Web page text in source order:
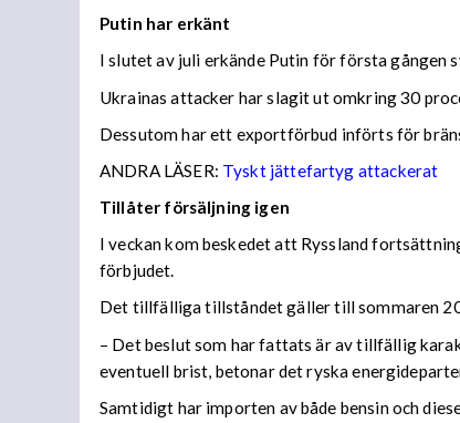
Putin har erkänt
I slutet av juli erkände Putin för första gången
Ukrainas attacker har slagit ut omkring 30
Dessutom har ett exportförbud införts för
ANDRA LÄSER: Tyskt jättefartyg attackerat
Tillåter försäljning igen
I veckan kom beskedet att Ryssland
förbjudet.
Det tillfälliga tillståndet gäller till sommaren
– Det beslut som har fattats är av tillfällig
eventuell brist, betonar det ryska
Samtidigt har importen av både bensin och